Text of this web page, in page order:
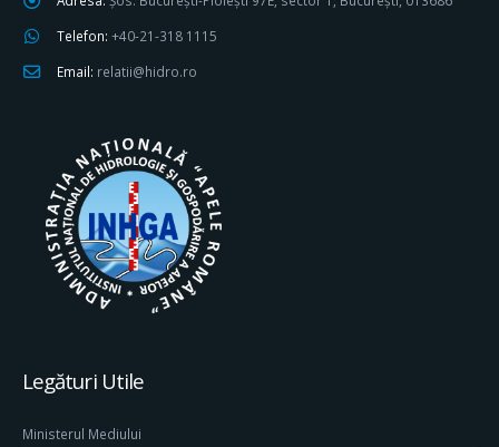
Telefon: +40-21-318 1115
Email: relatii@hidro.ro
Legături Utile
Ministerul Mediului